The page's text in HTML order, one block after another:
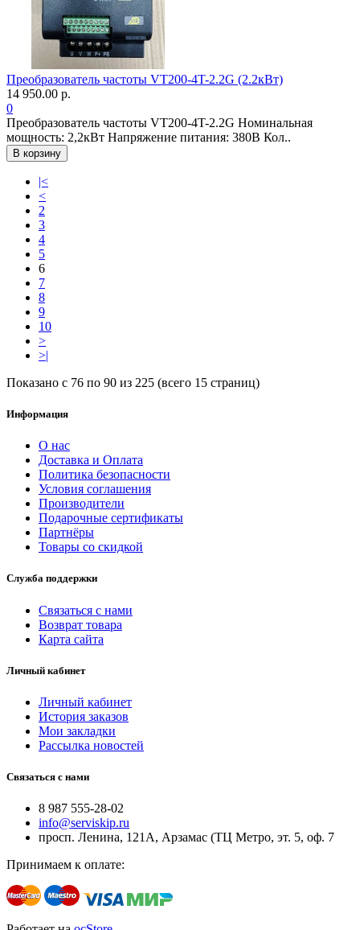
Преобразователь частоты VT200-4T-2.2G (2.2кВт)
14 950.00 р.
0
Преобразователь частоты VT200-4T-2.2G Номинальная
мощность: 2,2кВт Напряжение питания: 380В Кол..
В корзину
|<
<
2
3
4
5
6
7
8
9
10
>
>|
Показано с 76 по 90 из 225 (всего 15 страниц)
Информация
О нас
Доставка и Оплата
Политика безопасности
Условия соглашения
Производители
Подарочные сертификаты
Партнёры
Товары со скидкой
Служба поддержки
Связаться с нами
Возврат товара
Карта сайта
Личный кабинет
Личный кабинет
История заказов
Мои закладки
Рассылка новостей
Связаться с нами
8 987 555-28-02
info@serviskip.ru
просп. Ленина, 121А, Арзамас (ТЦ Метро, эт. 5, оф. 7
Принимаем к оплате: